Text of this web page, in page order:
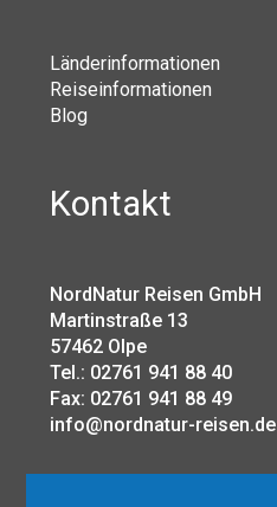
Länderinformationen
Reiseinformationen
Blog
Kontakt
NordNatur Reisen GmbH
Martinstraße 13
57462 Olpe
Tel.: 02761 941 88 40
Fax: 02761 941 88 49
info@nordnatur-reisen.de